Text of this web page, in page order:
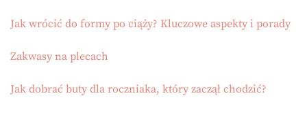
Jak wrócić do formy po ciąży? Kluczowe aspekty i porady
Zakwasy na plecach
Jak dobrać buty dla roczniaka, który zaczął chodzić?